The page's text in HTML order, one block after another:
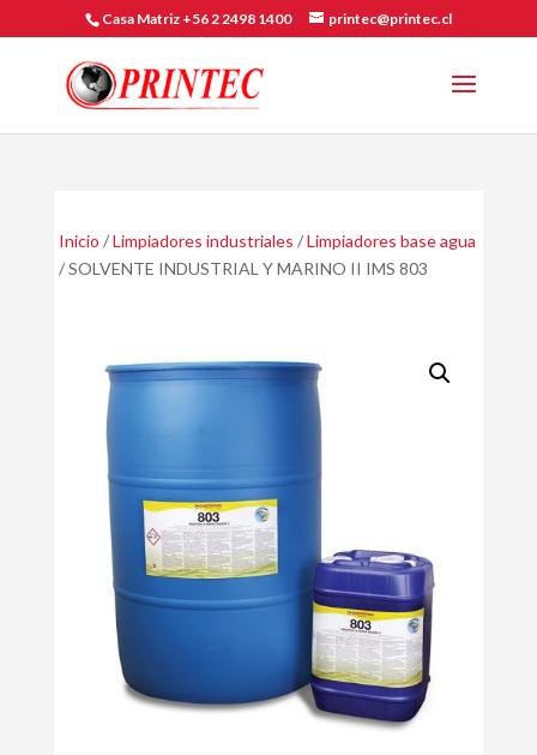
Casa Matriz +56 2 2498 1400 printec@printec.cl
Inicio /Limpiadores industriales /Limpiadores base agua
/ SOLVENTE INDUSTRIAL Y MARINO II IMS 803